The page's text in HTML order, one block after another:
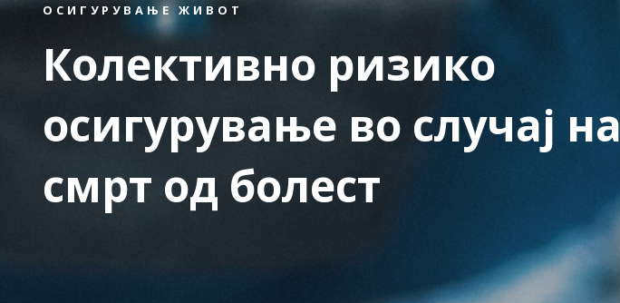
ОСИГУРУВАЊЕ ЖИВОТ
Колективно ризико
осигурување во случај на
смрт од болест